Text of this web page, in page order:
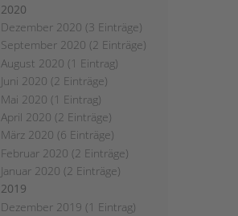
2020
Dezember 2020 (3 Einträge)
September 2020 (2 Einträge)
August 2020 (1 Eintrag)
Juni 2020 (2 Einträge)
Mai 2020 (1 Eintrag)
April 2020 (2 Einträge)
März 2020 (6 Einträge)
Februar 2020 (2 Einträge)
Januar 2020 (2 Einträge)
2019
Dezember 2019 (1 Eintrag)